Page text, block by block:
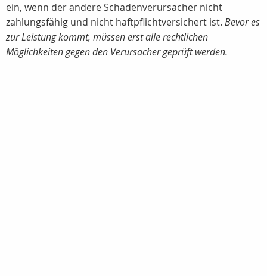
ein, wenn der andere Schadenverursacher nicht
zahlungsfähig und nicht haftpflichtversichert ist. Bevor es
zur Leistung kommt, müssen erst alle rechtlichen
Möglichkeiten gegen den Verursacher geprüft werden.